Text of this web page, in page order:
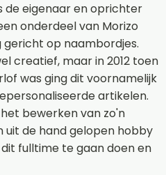
de eigenaar en oprichter
onderdeel van Morizo
gericht op naambordjes.
creatief, maar in 2012 toen
was ging dit voornamelijk
artikelen.
bewerken van zo'n
uit de hand gelopen hobby
fulltime te gaan doen en